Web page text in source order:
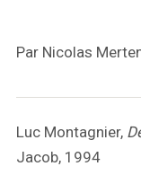
Par Nicolas
Luc Montagnier,
Jacob, 1994